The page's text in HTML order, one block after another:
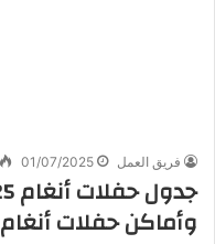
فريق العمل 01/07/2025
وأماكن حفلات أنغام